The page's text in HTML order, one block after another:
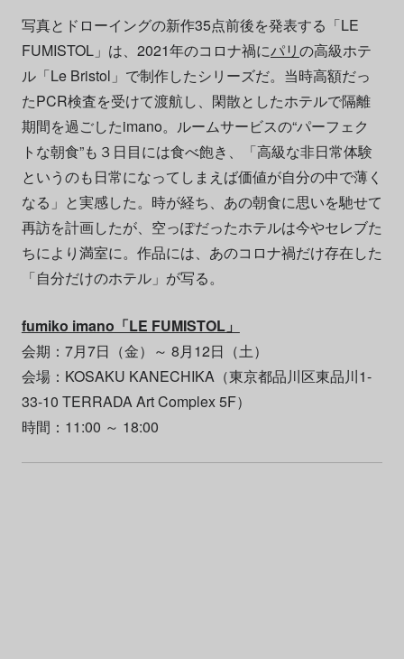
写真とドローイングの新作35点前後を発表する「LE
FUMISTOL」は、2021年のコロナ禍にパリの高級ホテ
ル「Le Bristol」で制作したシリーズだ。当時高額だっ
たPCR検査を受けて渡航し、閑散としたホテルで隔離
期間を過ごしたimano。ルームサービスの“パーフェク
トな朝食”も３日目には食べ飽き、「高級な非日常体験
というのも日常になってしまえば価値が自分の中で薄く
なる」と実感した。時が経ち、あの朝食に思いを馳せて
再訪を計画したが、空っぽだったホテルは今やセレブた
ちにより満室に。作品には、あのコロナ禍だけ存在した
「自分だけのホテル」が写る。
fumiko imano「LE FUMISTOL」
会期：7月7日（金）～ 8月12日（土）
会場：KOSAKU KANECHIKA（東京都品川区東品川1-
33-10 TERRADA Art Complex 5F）
時間：11:00 ～ 18:00